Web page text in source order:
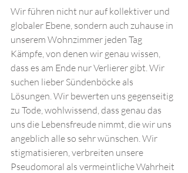
Wir führen nicht nur auf kollektiver und
globaler Ebene, sondern auch zuhause in
unserem Wohnzimmer jeden Tag
Kämpfe, von denen wir genau wissen,
dass es am Ende nur Verlierer gibt. Wir
suchen lieber Sündenböcke als
Lösungen. Wir bewerten uns gegenseitig
zu Tode, wohlwissend, dass genau das
uns die Lebensfreude nimmt, die wir uns
angeblich alle so sehr wünschen. Wir
stigmatisieren, verbreiten unsere
Pseudomoral als vermeintliche Wahrheit